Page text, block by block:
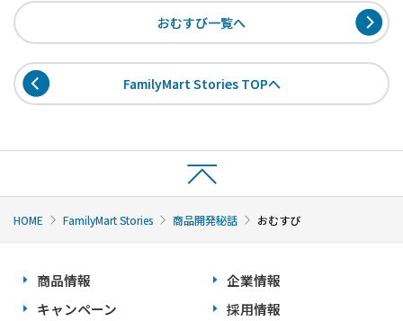
おむすび一覧へ
FamilyMart Stories TOPへ
HOME FamilyMart Stories 商品開発秘話 おむすび
商品情報
キャンペーン
企業情報
採用情報